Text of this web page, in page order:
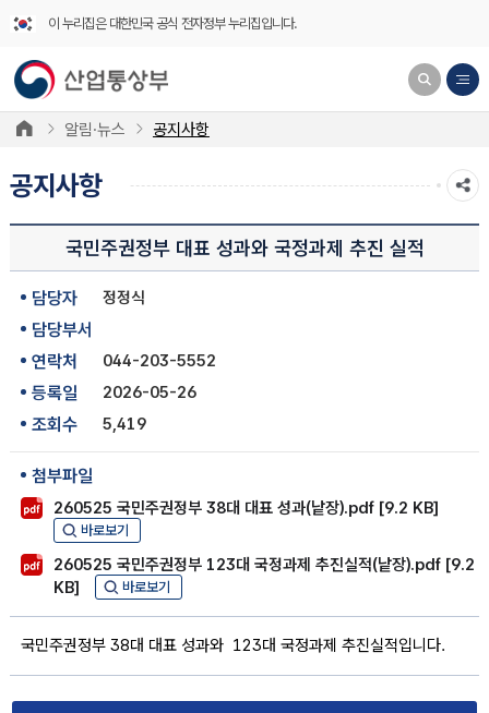
이 누리집은 대한민국 공식 전자정부 누리집입니다.
알림·뉴스 공지사항
공지사항
국민주권정부 대표 성과와 국정과제 추진 실적
담당자 정정식
담당부서
연락처
044-203-5552
등록일 2026-05-26
조회수 5,419
첨부파일
260525 국민주권정부 38대 대표 성과(낱장).pdf [9.2 KB]
바로보기
260525 국민주권정부 123대 국정과제 추진실적(낱장).pdf [9.2
KB]
바로보기
국민주권정부 38대 대표 성과와 123대 국정과제 추진실적입니다.